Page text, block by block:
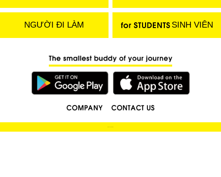
NGƯỜI ĐI LÀM SINH VIÊN